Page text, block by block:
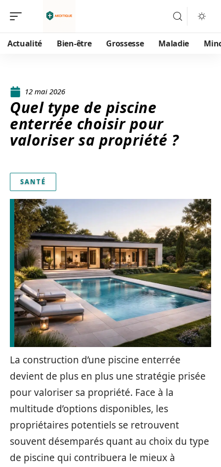
Actualité Bien-être Grossesse Maladie
12 mai 2026
Quel type de piscine
enterrée choisir pour
valoriser sa propriété ?
SANTÉ
La construction d’une piscine enterrée
devient de plus en plus une stratégie prisée
pour valoriser sa propriété. Face à la
multitude d’options disponibles, les
propriétaires potentiels se retrouvent
souvent désemparés quant au choix du type
de piscine qui contribuera le mieux à